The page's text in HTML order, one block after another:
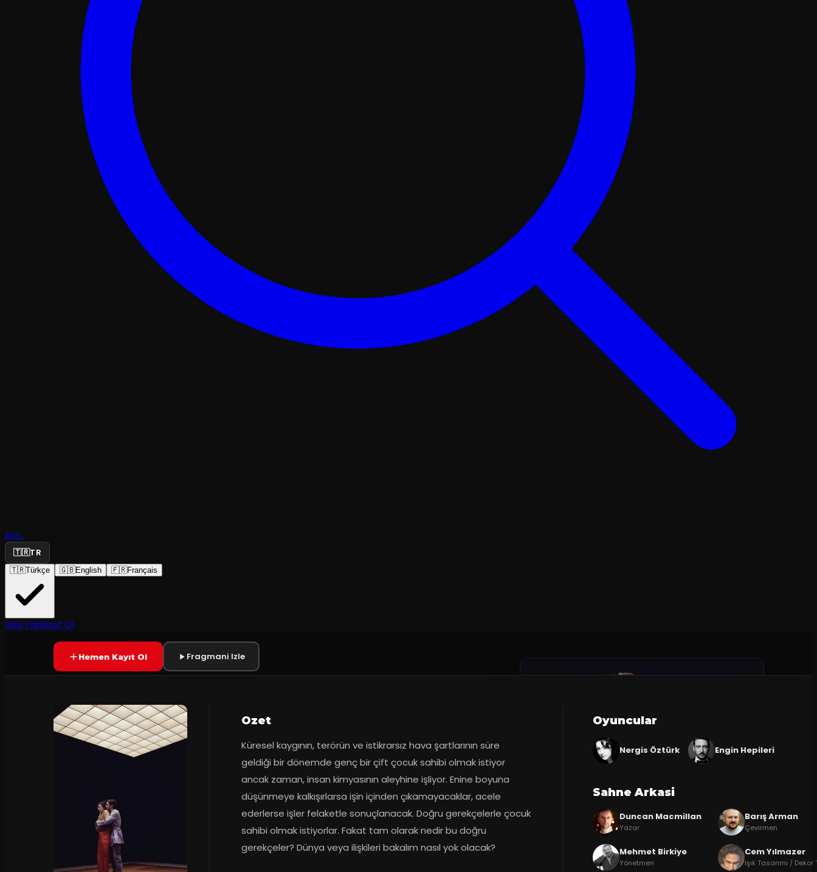
Ara...
🇹🇷TR
🇹🇷Türkçe 🇬🇧English 🇫🇷Français
Giriş YapKayıt Ol
Akciğer
YAKINDA
Hemen Kayıt Ol Fragmani Izle
Ozet
Küresel kaygının, terörün ve istikrarsız hava şartlarının süre
geldiği bir dönemde genç bir çift çocuk sahibi olmak istiyor
ancak zaman, insan kimyasının aleyhine işliyor. Enine boyuna
düşünmeye kalkışırlarsa işin içinden çıkamayacaklar, acele
ederlerse işler felaketle sonuçlanacak. Doğru gerekçelerle çocuk
sahibi olmak istiyorlar. Fakat tam olarak nedir bu doğru
gerekçeler? Dünya veya ilişkileri bakalım nasıl yok olacak?
Oyuncular
Nergis Öztürk Engin Hepileri
Sahne Arkasi
Duncan Macmillan
Yazar
Barış Arman
Çevirmen
Mehmet Birkiye
Yönetmen
Cem Yılmazer
Işık Tasarımı / Dekor